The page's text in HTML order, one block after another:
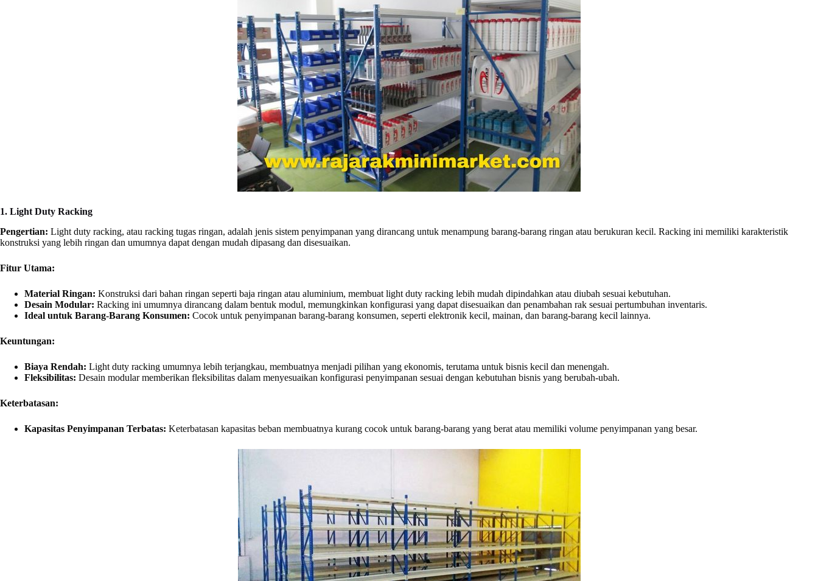
1. Light Duty Racking
Pengertian: Light duty racking, atau racking tugas ringan, adalah jenis sistem penyimpanan yang dirancang untuk menampung barang-barang ringan atau berukuran kecil. Racking ini memiliki karakteristik
konstruksi yang lebih ringan dan umumnya dapat dengan mudah dipasang dan disesuaikan.
Fitur Utama:
Material Ringan: Konstruksi dari bahan ringan seperti baja ringan atau aluminium, membuat light duty racking lebih mudah dipindahkan atau diubah sesuai kebutuhan.
Desain Modular: Racking ini umumnya dirancang dalam bentuk modul, memungkinkan konfigurasi yang dapat disesuaikan dan penambahan rak sesuai pertumbuhan inventaris.
Ideal untuk Barang-Barang Konsumen: Cocok untuk penyimpanan barang-barang konsumen, seperti elektronik kecil, mainan, dan barang-barang kecil lainnya.
Keuntungan:
Biaya Rendah: Light duty racking umumnya lebih terjangkau, membuatnya menjadi pilihan yang ekonomis, terutama untuk bisnis kecil dan menengah.
Fleksibilitas: Desain modular memberikan fleksibilitas dalam menyesuaikan konfigurasi penyimpanan sesuai dengan kebutuhan bisnis yang berubah-ubah.
Keterbatasan:
Kapasitas Penyimpanan Terbatas: Keterbatasan kapasitas beban membuatnya kurang cocok untuk barang-barang yang berat atau memiliki volume penyimpanan yang besar.